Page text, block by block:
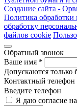
Создание сайта -
Политика
обработку
файлов cookie
Обратный звонок
Ваше имя *
Допускаются только
Контактный телефон
Введите телефон
Я даю согласие на